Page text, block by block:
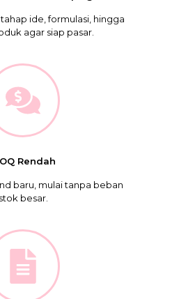
ide, formulasi, hingga
agar siap pasar.
Rendah
baru, mulai tanpa beban
stok besar.